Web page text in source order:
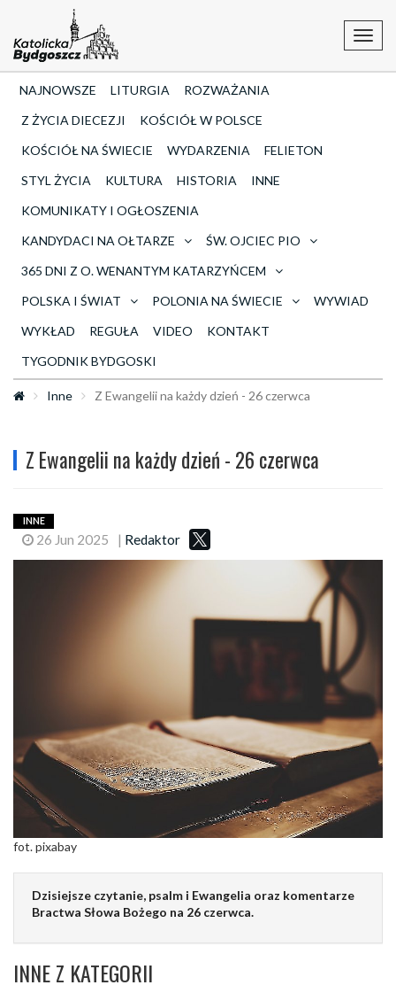
NAJNOWSZE LITURGIA
ROZWAŻANIA
Z ŻYCIA DIECEZJI
KOŚCIÓŁ W POLSCE
KOŚCIÓŁ NA ŚWIECIE
WYDARZENIA
FELIETON
STYL ŻYCIA
KULTURA HISTORIA
INNE
KOMUNIKATY I OGŁOSZENIA
KANDYDACI NA OŁTARZE
ŚW. OJCIEC PIO
365 DNI Z O. WENANTYM KATARZYŃCEM
POLSKA I ŚWIAT
POLONIA NA ŚWIECIE
WYWIAD
WYKŁAD
REGUŁA VIDEO
KONTAKT
TYGODNIK BYDGOSKI
Inne Z Ewangelii na każdy dzień - 26 czerwca
Z Ewangelii na każdy dzień - 26 czerwca
INNE
26 Jun 2025 | Redaktor
fot. pixabay
Dzisiejsze czytanie, psalm i Ewangelia oraz komentarze
Bractwa Słowa Bożego na 26 czerwca.
INNE Z KATEGORII